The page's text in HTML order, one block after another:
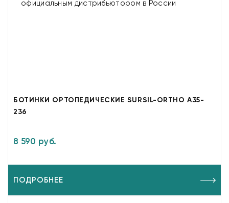
БОТИНКИ ОРТОПЕДИЧЕСКИЕ SURSIL-ORTHO A35-
236
8 590 руб.
ПОДРОБНЕЕ